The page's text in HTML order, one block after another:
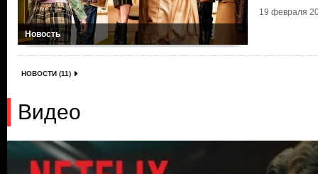
Новость
19 февраля
НОВОСТИ (11)
Видео